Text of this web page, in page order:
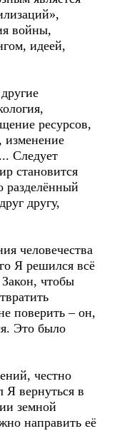
войны,
идеей,
ресурсов,
изменение
Следует
становится
разделённый
другу,
человечества
Я решился всё
чтобы
поверить – он,
Это было
честно
вернуться в
земной
направить её